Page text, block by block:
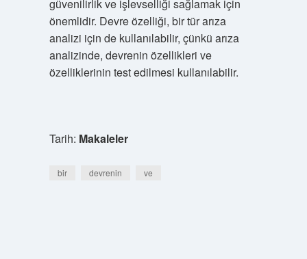
güvenilirlik ve işlevselliği sağlamak için
önemlidir. Devre özelliği, bir tür arıza
analizi için de kullanılabilir, çünkü arıza
analizinde, devrenin özellikleri ve
özelliklerinin test edilmesi kullanılabilir.
Tarih: Makaleler
bir devrenin ve